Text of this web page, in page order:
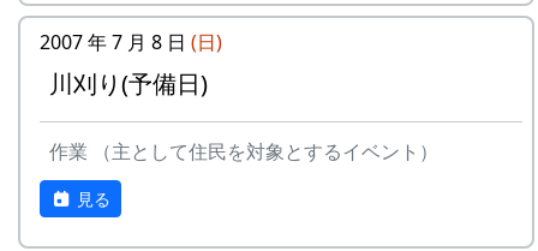
2007 年 7 月 8 日 (日)
川刈り(予備日)
作業 （主として住民を対象とするイベント）
見る